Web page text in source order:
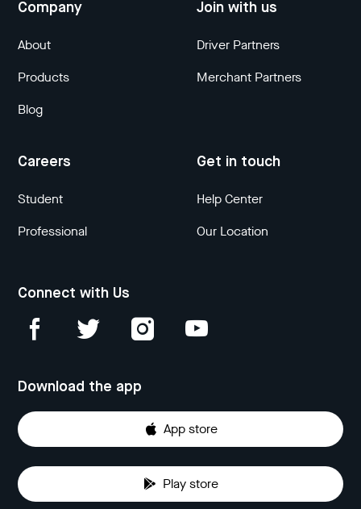
Company
About
Products
Blog
Join with us
Driver Partners
Merchant Partners
Careers
Student
Professional
Get in touch
Help Center
Our Location
Connect with Us
Download the app
App store
Play store